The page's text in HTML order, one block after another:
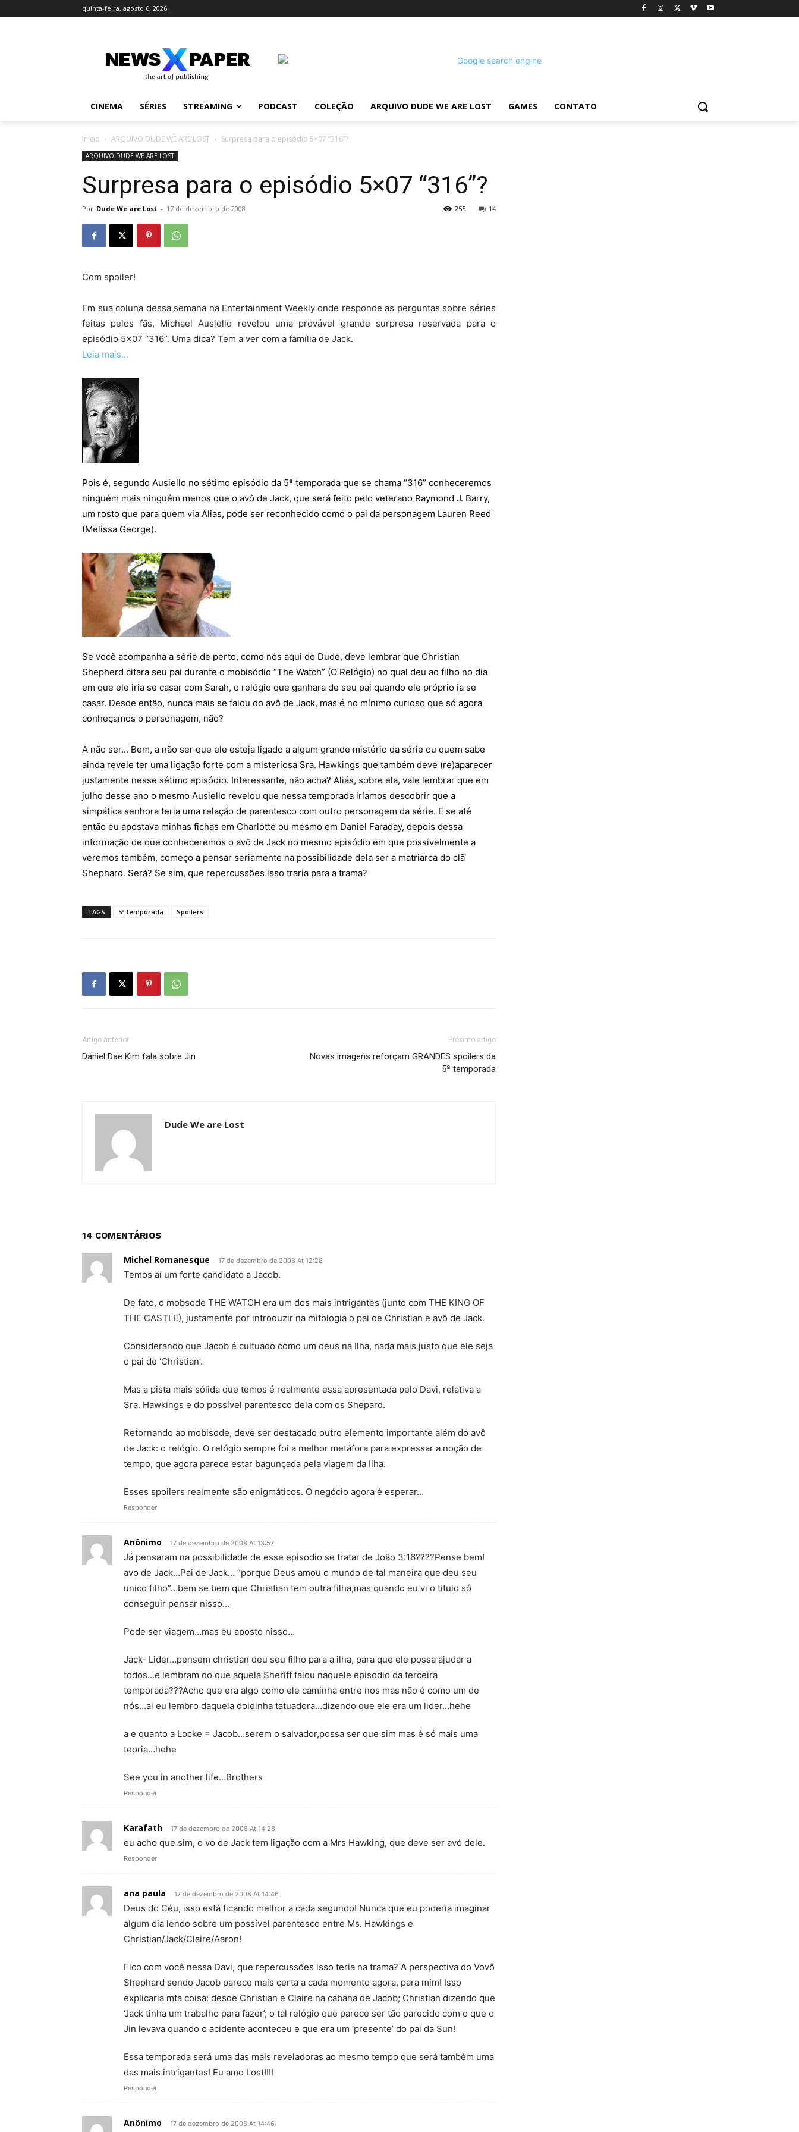
quinta-feira, agosto 6, 2026
CINEMA SÉRIES STREAMING PODCAST COLEÇÃO ARQUIVO DUDE WE ARE LOST GAMES CONTATO
Início ARQUIVO DUDE WE ARE LOST Surpresa para o episódio 5×07 “316”?
ARQUIVO DUDE WE ARE LOST
Surpresa para o episódio 5×07 “316”?
Por Dude We are Lost - 17 de dezembro de 2008 14
255
Com spoiler!
Em sua coluna dessa semana na Entertainment Weekly onde responde as perguntas sobre séries
feitas pelos fãs, Michael Ausiello revelou uma provável grande surpresa reservada para o
episódio 5×07 “316”. Uma dica? Tem a ver com a família de Jack.
Leia mais…
Pois é, segundo Ausiello no sétimo episódio da 5ª temporada que se chama “316” conheceremos
ninguém mais ninguém menos que o avô de Jack, que será feito pelo veterano Raymond J. Barry,
um rosto que para quem via Alias, pode ser reconhecido como o pai da personagem Lauren Reed
(Melissa George).
Se você acompanha a série de perto, como nós aqui do Dude, deve lembrar que Christian
Shepherd citara seu pai durante o mobisódio “The Watch” (O Relógio) no qual deu ao filho no dia
em que ele iria se casar com Sarah, o relógio que ganhara de seu pai quando ele próprio ia se
casar. Desde então, nunca mais se falou do avô de Jack, mas é no mínimo curioso que só agora
conheçamos o personagem, não?
A não ser… Bem, a não ser que ele esteja ligado a algum grande mistério da série ou quem sabe
ainda revele ter uma ligação forte com a misteriosa Sra. Hawkings que também deve (re)aparecer
justamente nesse sétimo episódio. Interessante, não acha? Aliás, sobre ela, vale lembrar que em
julho desse ano o mesmo Ausiello revelou que nessa temporada iríamos descobrir que a
simpática senhora teria uma relação de parentesco com outro personagem da série. E se até
então eu apostava minhas fichas em Charlotte ou mesmo em Daniel Faraday, depois dessa
informação de que conheceremos o avô de Jack no mesmo episódio em que possivelmente a
veremos também, começo a pensar seriamente na possibilidade dela ser a matriarca do clã
Shephard. Será? Se sim, que repercussões isso traria para a trama?
TAGS 5ª temporada Spoilers
Artigo anterior
Daniel Dae Kim fala sobre Jin
Próximo artigo
Novas imagens reforçam GRANDES spoilers da
5ª temporada
Dude We are Lost
14 COMENTÁRIOS
Michel Romanesque 17 de dezembro de 2008 At 12:28
Temos aí um forte candidato a Jacob.
De fato, o mobsode THE WATCH era um dos mais intrigantes (junto com THE KING OF
THE CASTLE), justamente por introduzir na mitologia o pai de Christian e avô de Jack.
Considerando que Jacob é cultuado como um deus na Ilha, nada mais justo que ele seja
o pai de ‘Christian’.
Mas a pista mais sólida que temos é realmente essa apresentada pelo Davi, relativa a
Sra. Hawkings e do possível parentesco dela com os Shepard.
Retornando ao mobisode, deve ser destacado outro elemento importante além do avô
de Jack: o relógio. O relógio sempre foi a melhor metáfora para expressar a noção de
tempo, que agora parece estar bagunçada pela viagem da Ilha.
Esses spoilers realmente são enigmáticos. O negócio agora é esperar…
Responder
Anônimo 17 de dezembro de 2008 At 13:57
Já pensaram na possibilidade de esse episodio se tratar de João 3:16????Pense bem!
avo de Jack…Pai de Jack… “porque Deus amou o mundo de tal maneira que deu seu
unico filho”…bem se bem que Christian tem outra filha,mas quando eu vi o titulo só
conseguir pensar nisso…
Pode ser viagem…mas eu aposto nisso…
Jack- Lider…pensem christian deu seu filho para a ilha, para que ele possa ajudar a
todos…e lembram do que aquela Sheriff falou naquele episodio da terceira
temporada???Acho que era algo como ele caminha entre nos mas não é como um de
nós…ai eu lembro daquela doidinha tatuadora…dizendo que ele era um lider…hehe
a e quanto a Locke = Jacob…serem o salvador,possa ser que sim mas é só mais uma
teoria…hehe
See you in another life…Brothers
Responder
Karafath 17 de dezembro de 2008 At 14:28
eu acho que sim, o vo de Jack tem ligação com a Mrs Hawking, que deve ser avó dele.
Responder
ana paula 17 de dezembro de 2008 At 14:46
Deus do Céu, isso está ficando melhor a cada segundo! Nunca que eu poderia imaginar
algum dia lendo sobre um possível parentesco entre Ms. Hawkings e
Christian/Jack/Claire/Aaron!
Fico com você nessa Davi, que repercussões isso teria na trama? A perspectiva do Vovô
Shephard sendo Jacob parece mais certa a cada momento agora, para mim! Isso
explicaria mta coisa: desde Christian e Claire na cabana de Jacob; Christian dizendo que
‘Jack tinha um trabalho para fazer’; o tal relógio que parece ser tão parecido com o que o
Jin levava quando o acidente aconteceu e que era um ‘presente’ do pai da Sun!
Essa temporada será uma das mais reveladoras ao mesmo tempo que será também uma
das mais intrigantes! Eu amo Lost!!!!
Responder
Anônimo 17 de dezembro de 2008 At 14:46